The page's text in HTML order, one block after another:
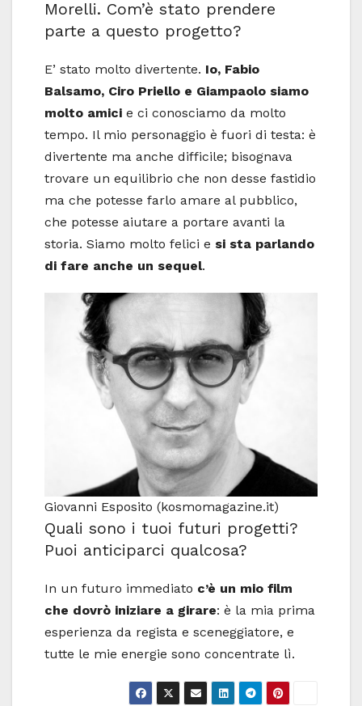
Morelli. Com’è stato prendere
parte a questo progetto?
E’ stato molto divertente. Io, Fabio
Balsamo, Ciro Priello e Giampaolo siamo
molto amici e ci conosciamo da molto
tempo. Il mio personaggio è fuori di testa: è
divertente ma anche difficile; bisognava
trovare un equilibrio che non desse fastidio
ma che potesse farlo amare al pubblico,
che potesse aiutare a portare avanti la
storia. Siamo molto felici e si sta parlando
di fare anche un sequel.
Giovanni Esposito (kosmomagazine.it)
Quali sono i tuoi futuri progetti?
Puoi anticiparci qualcosa?
In un futuro immediato c’è un mio film
che dovrò iniziare a girare: è la mia prima
esperienza da regista e sceneggiatore, e
tutte le mie energie sono concentrate lì.